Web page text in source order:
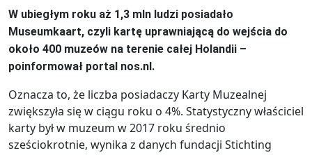
W ubiegłym roku aż 1,3 mln ludzi posiadało
Museumkaart, czyli kartę uprawniającą do wejścia do
około 400 muzeów na terenie całej Holandii –
poinformował portal nos.nl.
Oznacza to, że liczba posiadaczy Karty Muzealnej
zwiększyła się w ciągu roku o 4%. Statystyczny właściciel
karty był w muzeum w 2017 roku średnio
sześciokrotnie, wynika z danych fundacji Stichting